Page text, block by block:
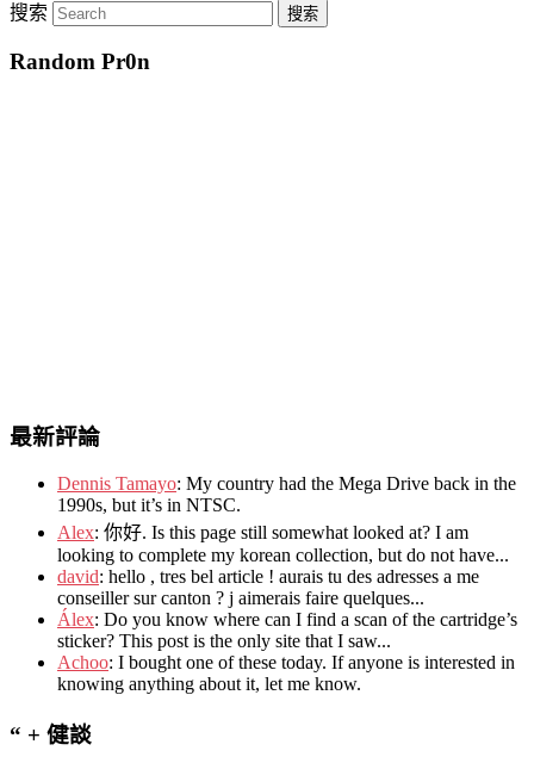
搜索
Random Pr0n
最新評論
Dennis Tamayo: My country had the Mega Drive back in the
1990s, but it’s in NTSC.
Alex: 你好. Is this page still somewhat looked at? I am
looking to complete my korean collection, but do not have...
david: hello , tres bel article ! aurais tu des adresses a me
conseiller sur canton ? j aimerais faire quelques...
Álex: Do you know where can I find a scan of the cartridge’s
sticker? This post is the only site that I saw...
Achoo: I bought one of these today. If anyone is interested in
knowing anything about it, let me know.
“ + 健談